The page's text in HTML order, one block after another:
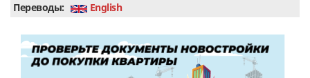
Переводы: English